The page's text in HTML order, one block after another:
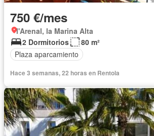
750 €/mes
l'Arenal, la Marina Alta
2 Dormitorios
80 m²
Plaza aparcamiento
Hace 3 semanas, 22 horas en Rentola